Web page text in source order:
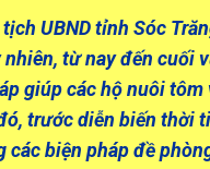
tịch UBND tỉnh Sóc
từ nay đến cuối
giúp các hộ nuôi
trước diễn biến thời
biện pháp đề